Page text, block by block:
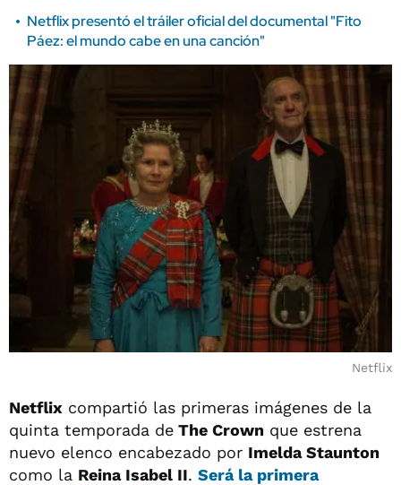
Netflix presentó el tráiler oficial del documental "Fito
Páez: el mundo cabe en una canción"
Netflix
Netflix compartió las primeras imágenes de la
quinta temporada de The Crown que estrena
nuevo elenco encabezado por Imelda Staunton
como la Reina Isabel II. Será la primera